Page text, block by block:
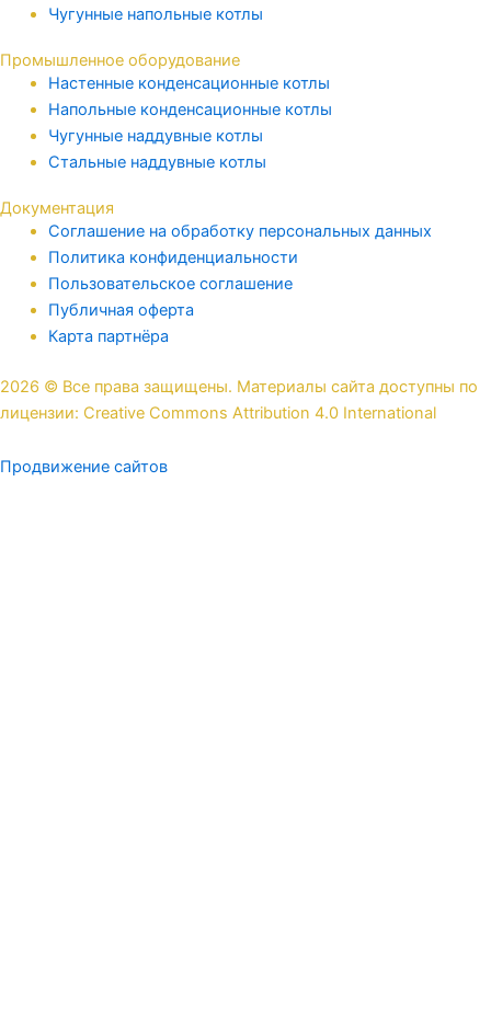
Чугунные напольные котлы
Промышленное оборудование
Настенные конденсационные котлы
Напольные конденсационные котлы
Чугунные наддувные котлы
Стальные наддувные котлы
Документация
Соглашение на обработку персональных данных
Политика конфиденциальности
Пользовательское соглашение
Публичная оферта
Карта партнёра
2026 © Все права защищены. Материалы сайта доступны по
лицензии: Creative Commons Attribution 4.0 International
Продвижение сайтов